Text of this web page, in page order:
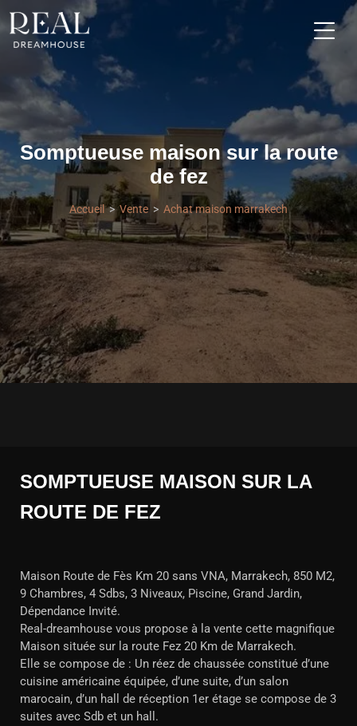
Somptueuse maison sur la route
de fez
Accueil Vente Achat maison marrakech
SOMPTUEUSE MAISON SUR LA
ROUTE DE FEZ
Maison Route de Fès Km 20 sans VNA, Marrakech, 850 M2,
9 Chambres, 4 Sdbs, 3 Niveaux, Piscine, Grand Jardin,
Dépendance Invité.
Real-dreamhouse vous propose à la vente cette magnifique
Maison située sur la route Fez 20 Km de Marrakech.
Elle se compose de : Un réez de chaussée constitué d’une
cuisine américaine équipée, d’une suite, d’un salon
marocain, d’un hall de réception 1er étage se compose de 3
suites avec Sdb et un hall.